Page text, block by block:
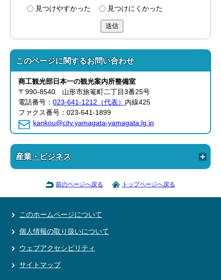
見つけやすかった
見つけにくかった
送信
このページに関するお問い合わせ
商工観光部日本一の観光案内所整備室
〒990-8540 山形市旅篭町二丁目3番25号
電話番号：023-641-1212（代表） 内線425
ファクス番号：023-641-1899
kankou@city.yamagata-yamagata.lg.jp
産業・ビジネス
前のページへ戻る トップページへ戻る
このホームページについて
個人情報の取り扱いについて
ウェブアクセシビリティ
サイトマップ